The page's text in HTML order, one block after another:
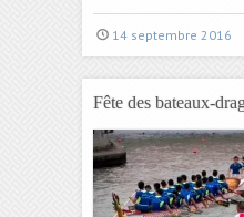
14 septembre 2016
Fête des bateaux-